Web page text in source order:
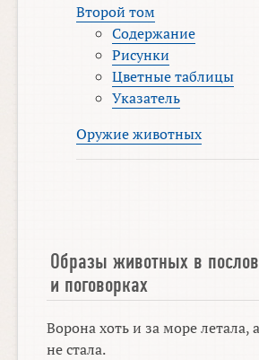
Второй том
Содержание
Рисунки
Цветные таблицы
Указатель
Оружие животных
Образы животных в
и поговорках
Ворона хоть и за море летала,
не стала.